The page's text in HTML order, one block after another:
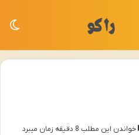
خواندن این مطلب 8 دقیقه زمان میبرد